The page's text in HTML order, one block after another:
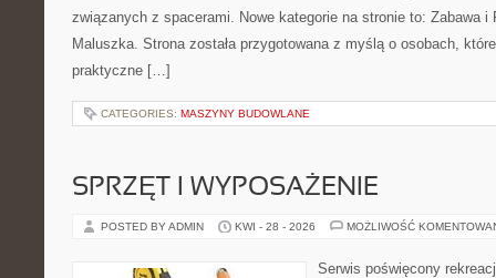
związanych z spacerami. Nowe kategorie na stronie to: Zabawa i
Maluszka. Strona została przygotowana z myślą o osobach,
praktyczne […]
CATEGORIES: MASZYNY BUDOWLANE
SPRZĘT I WYPOSAŻENIE
POSTED BY ADMIN KWI - 28 - 2026 MOŻLIWOŚĆ
Serwis poświęcony